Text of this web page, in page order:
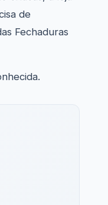
de
Fechaduras